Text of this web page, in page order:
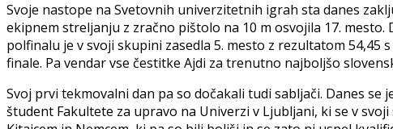
Svoje nastope na Svetovnih univerzitetnih igrah sta danes
ekipnem streljanju z zračno pištolo na 10 m osvojila 17.
polfinalu je v svoji skupini zasedla 5. mesto z rezultatom 54,45
finale. Pa vendar vse čestitke Ajdi za trenutno najboljšo
Svoj prvi tekmovalni dan pa so dočakali tudi sabljači. Danes se
študent Fakultete za upravo na Univerzi v Ljubljani, ki se v